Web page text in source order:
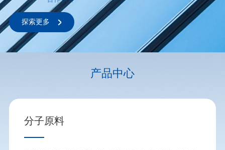
探索更多
产品中心
分子原料